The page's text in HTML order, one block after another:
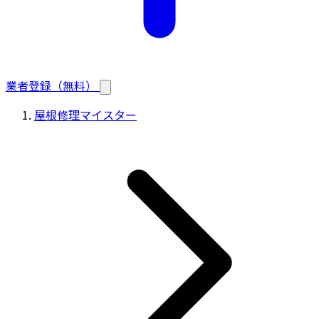
業者登録（無料）
屋根修理マイスター